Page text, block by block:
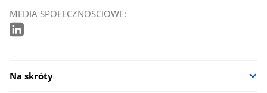
MEDIA SPOŁECZNOŚCIOWE:
Na skróty